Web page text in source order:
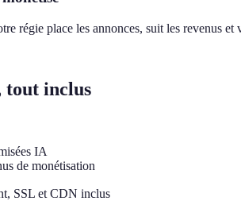
régie place les annonces, suit les revenus et
tout inclus
IA
de monétisation
SSL et CDN inclus